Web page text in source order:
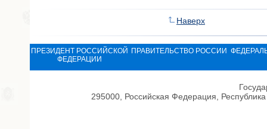
Наверх
ПРЕЗИДЕНТ РОССИЙСКОЙ
ФЕДЕРАЦИИ
ПРАВИТЕЛЬСТВО РОССИИ
295000, Российская Федерация,